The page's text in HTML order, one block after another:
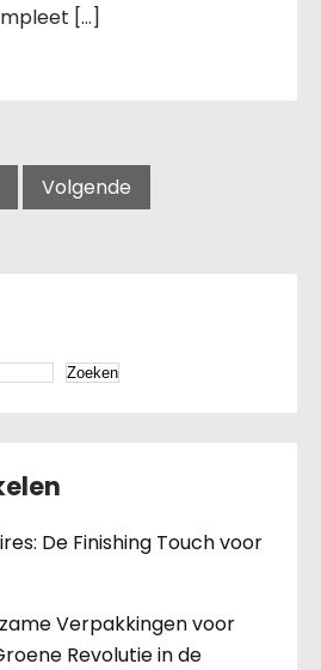
[…]
Volgende
Zoeken
De Finishing Touch voor
Verpakkingen voor
Revolutie in de